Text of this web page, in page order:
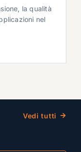
la qualità
nel
Vedi tutti